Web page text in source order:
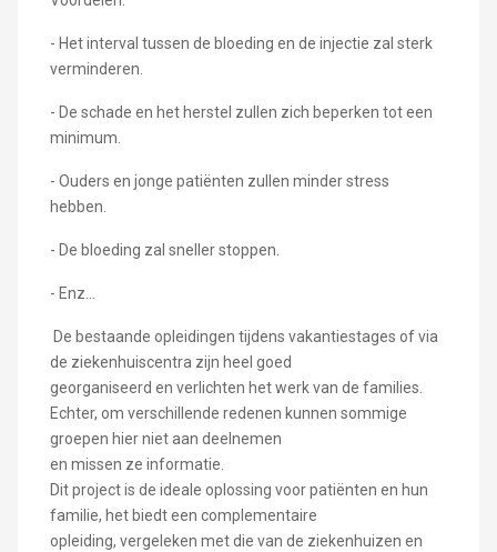
- Het interval tussen de bloeding en de injectie zal sterk
verminderen.
- De schade en het herstel zullen zich beperken tot een
minimum.
- Ouders en jonge patiënten zullen minder stress
hebben.
- De bloeding zal sneller stoppen.
- Enz...
De bestaande opleidingen tijdens vakantiestages of via
de ziekenhuiscentra zijn heel goed
georganiseerd en verlichten het werk van de families.
Echter, om verschillende redenen kunnen sommige
groepen hier niet aan deelnemen
en missen ze informatie.
Dit project is de ideale oplossing voor patiënten en hun
familie, het biedt een complementaire
opleiding, vergeleken met die van de ziekenhuizen en